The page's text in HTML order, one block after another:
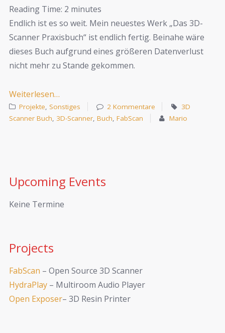
Reading Time: 2 minutes
Endlich ist es so weit. Mein neuestes Werk „Das 3D-
Scanner Praxisbuch“ ist endlich fertig. Beinahe wäre
dieses Buch aufgrund eines größeren Datenverlust
nicht mehr zu Stande gekommen.
Weiterlesen…
Projekte Sonstiges 2 Kommentare
3D
Scanner Buch 3D-Scanner Buch FabScan Mario
Upcoming Events
Keine Termine
Projects
FabScan – Open Source 3D Scanner
HydraPlay – Multiroom Audio Player
Open Exposer– 3D Resin Printer